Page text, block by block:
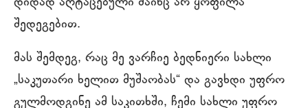
შედეგებით.
მას შემდეგ, რაც მე ვარჩიე ბედნიერი სახლი
„საკუთარი ხელით მუშაობას“ და გავხდი უფრო
გულმოდგინე ამ საკითხში, ჩემი სახლი უფრო